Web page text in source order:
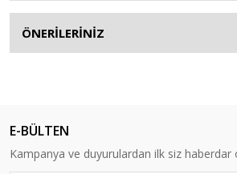
ÖNERİLERİNİZ
E-BÜLTEN
Kampanya ve duyurulardan ilk siz haberdar